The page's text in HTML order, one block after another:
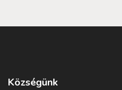
Községünk